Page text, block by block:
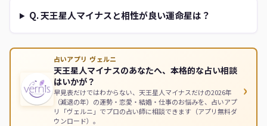
Q. 天王星人マイナスと相性が良い運命星は？
占いアプリ ヴェルニ
天王星人マイナスのあなたへ、本格的な占い相談
はいかが？
早見表だけではわからない、天王星人マイナスだけの2026年
（減退の年）の運勢・恋愛・結婚・仕事のお悩みを、占いアプ
リ「ヴェルニ」でプロの占い師に相談できます（アプリ無料ダ
ウンロード）。
›